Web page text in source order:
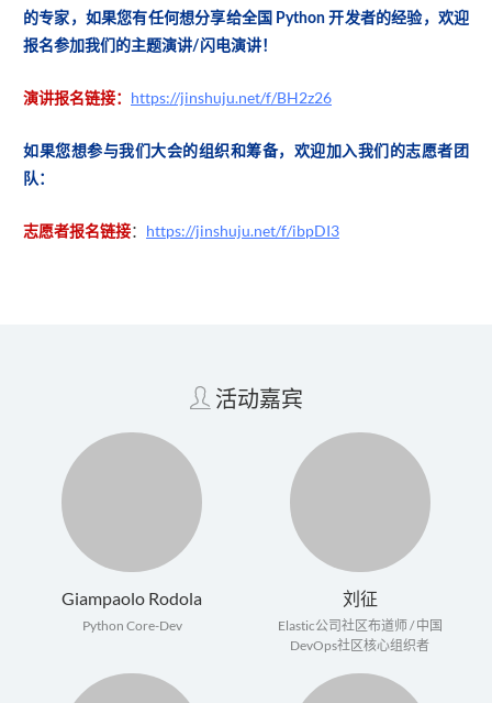
的专家，如果您有任何想分享给全国 Python 开发者的经验，欢迎
报名参加我们的主题演讲/闪电演讲！
演讲报名链接： https://jinshuju.net/f/BH2z26
如果您想参与我们大会的组织和筹备，欢迎加入我们的志愿者团
队：
志愿者报名链接： https://jinshuju.net/f/ibpDI3
活动嘉宾
Giampaolo Rodola
Python Core-Dev
刘征
Elastic公司社区布道师 / 中国
DevOps社区核心组织者